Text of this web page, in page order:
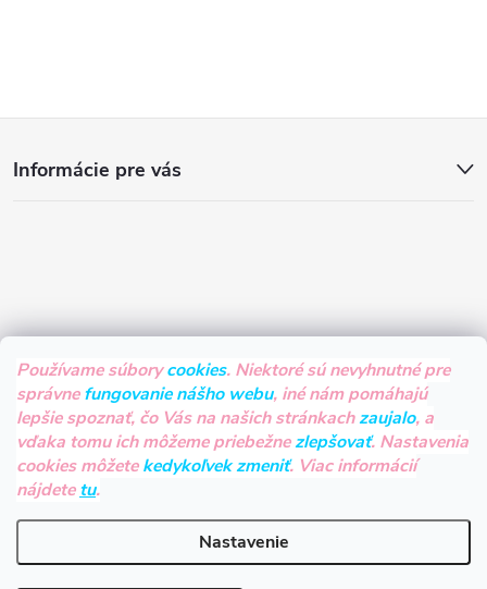
Používame súborycookies. Niektoré sú nevyhnutné pre
správnefungovanie nášho webu, iné nám pomáhajú
lepšie spoznať, čo Vás na našich stránkachzaujalo, a
vďaka tomu ich môžeme priebežnezlepšovať. Nastavenia
cookies môžetekedykoľvek zmeniť. Viac informácií
nájdetetu.
Nastavenie
t
e
Informácie pre vás
Copyright 2026HOVIENKOVO.sk. Všetky práva vyhradené.Upraviť